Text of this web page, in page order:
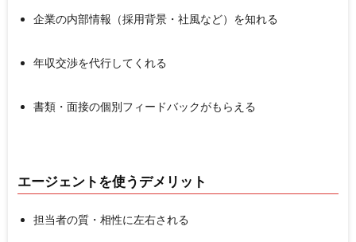
企業の内部情報（採用背景・社風など）を知れる
年収交渉を代行してくれる
書類・面接の個別フィードバックがもらえる
エージェントを使うデメリット
担当者の質・相性に左右される